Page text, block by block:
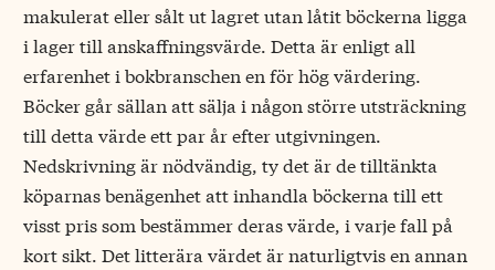
makulerat eller sålt ut lagret utan låtit böckerna ligga
i lager till anskaffningsvärde. Detta är enligt all
erfarenhet i bokbranschen en för hög värdering.
Böcker går sällan att sälja i någon större utsträckning
till detta värde ett par år efter utgivningen.
Nedskrivning är nödvändig, ty det är de tilltänkta
köparnas benägenhet att inhandla böckerna till ett
visst pris som bestämmer deras värde, i varje fall på
kort sikt. Det litterära värdet är naturligtvis en annan